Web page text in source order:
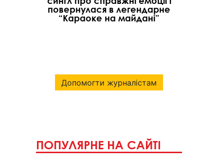
повернулася в легендарне
“Караоке на майдані”
Допомогти журналістам
ПОПУЛЯРНЕ НА САЙТІ